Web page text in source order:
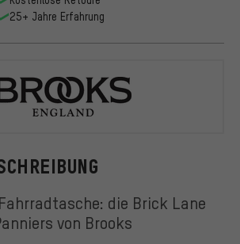
die Brick Lane
von Brooks
25+ Jahre Erfahrung